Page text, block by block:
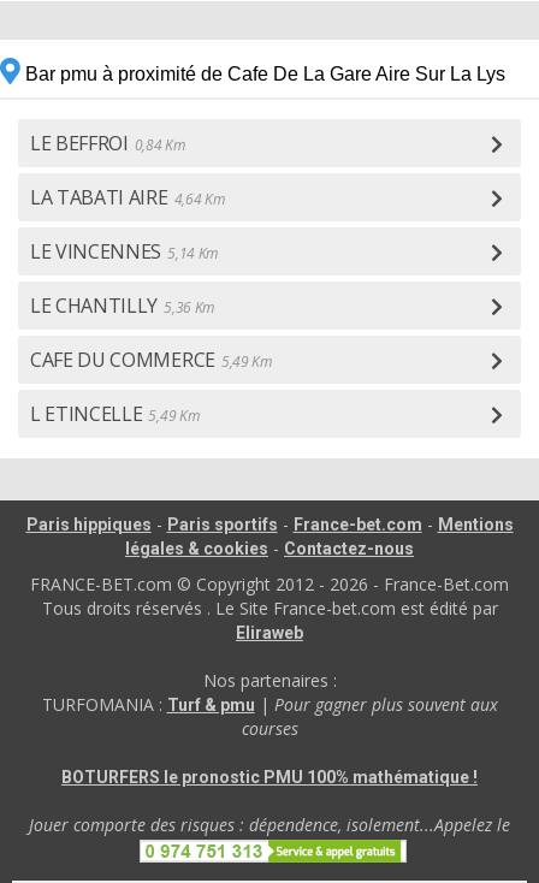
Bar pmu à proximité de Cafe De La Gare Aire Sur La Lys
LE BEFFROI 0,84 Km
LA TABATI AIRE 4,64 Km
LE VINCENNES 5,14 Km
LE CHANTILLY 5,36 Km
CAFE DU COMMERCE 5,49 Km
L ETINCELLE 5,49 Km
Paris hippiques - Paris sportifs - France-bet.com - Mentions
légales & cookies - Contactez-nous
FRANCE-BET.com © Copyright 2012 - 2026 - France-Bet.com
Tous droits réservés . Le Site France-bet.com est édité par
Eliraweb
Nos partenaires :
TURFOMANIA : Turf & pmu | Pour gagner plus souvent aux
courses
BOTURFERS le pronostic PMU 100% mathématique !
Jouer comporte des risques : dépendence, isolement...Appelez le